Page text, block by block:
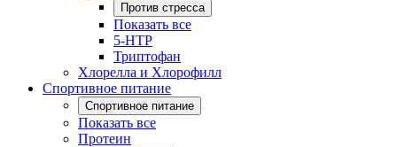
Против стресса
Показать все
5-HTP
Триптофан
Хлорелла и Хлорофилл
Спортивное питание
Спортивное питание
Показать все
Протеин